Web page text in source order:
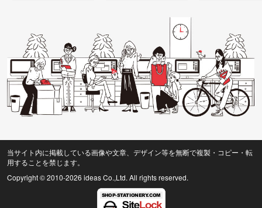
当サイト内に掲載している画像や文章、デザイン等を無断で複製・コピー・転
用することを禁じます。
Copyright © 2010-2026 ideas Co.,Ltd. All rights reserved.